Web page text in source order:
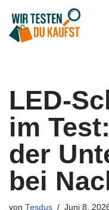
Zum
LED-
im
der
bei
von Tesdus Juni 8,